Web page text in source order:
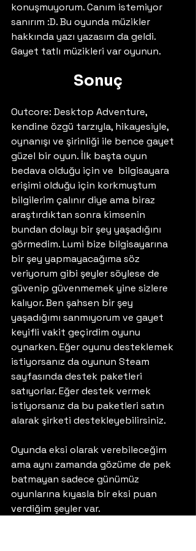
konuşmuyorum. Canım istemiyor
sanırım :D. Bu oyunda müzikler
hakkında yazı yazasım da geldi.
Gayet tatlı müzikleri var oyunun.
Sonuç
Outcore: Desktop Adventure,
kendine özgü tarzıyla, hikayesiyle,
oynanışı ve şirinliği ile bence gayet
güzel bir oyun. İlk başta oyun
bedava olduğu için ve  bilgisayara
erişimi olduğu için korkmuştum
bilgilerim çalınır diye ama biraz
araştırdıktan sonra kimsenin
bundan dolayı bir şey yaşadığını
görmedim. Lumi bize bilgisayarına
bir şey yapmayacağıma söz
veriyorum gibi şeyler söylese de
güvenip güvenmemek yine sizlere
kalıyor. Ben şahsen bir şey
yaşadığımı sanmıyorum ve gayet
keyifli vakit geçirdim oyunu
oynarken. Eğer oyunu desteklemek
istiyorsanız da oyunun Steam
sayfasında destek paketleri
satıyorlar. Eğer destek vermek
istiyorsanız da bu paketleri satın
alarak şirketi destekleyebilirsiniz.
Oyunda eksi olarak verebileceğim
ama aynı zamanda gözüme de pek
batmayan sadece günümüz
oyunlarına kıyasla bir eksi puan
verdiğim şeyler var.